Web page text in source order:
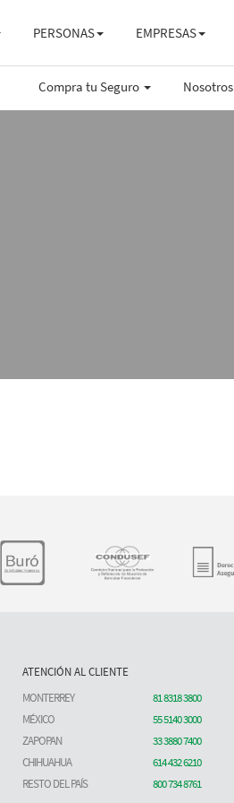
PERSONAS EMPRESAS
Compra tu Seguro Nosotros
ATENCIÓN AL CLIENTE
MONTERREY
81 8318 3800
MÉXICO
55 5140 3000
ZAPOPAN
33 3880 7400
CHIHUAHUA
614 432 6210
RESTO DEL PAÍS
800 734 8761